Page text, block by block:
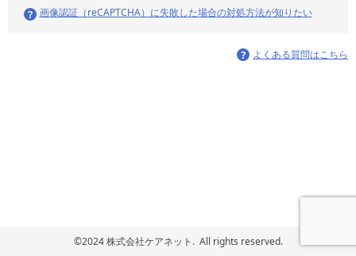
画像認証（reCAPTCHA）に失敗した場合の対処方法が知りたい
よくある質問はこちら
©2024 株式会社ケアネット. All rights reserved.